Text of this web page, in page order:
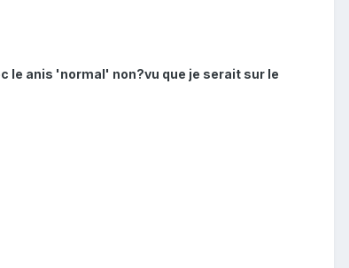
le anis 'normal' non?vu que je serait sur le